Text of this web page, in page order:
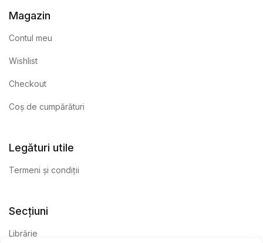
Magazin
Contul meu
Wishlist
Checkout
Coș de cumpărături
Legături utile
Termeni și condiții
Secțiuni
Librărie